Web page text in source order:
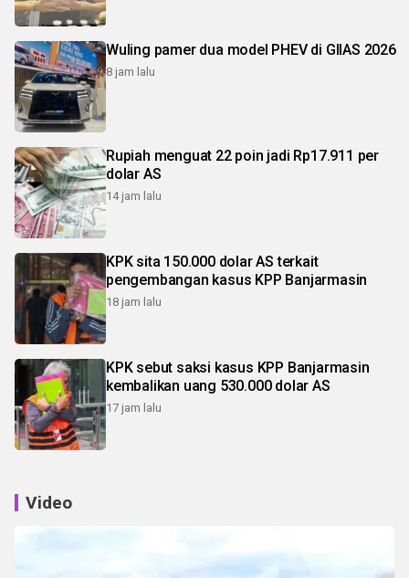
Wuling pamer dua model PHEV di GIIAS 2026
8 jam lalu
Rupiah menguat 22 poin jadi Rp17.911 per
dolar AS
14 jam lalu
KPK sita 150.000 dolar AS terkait
pengembangan kasus KPP Banjarmasin
18 jam lalu
KPK sebut saksi kasus KPP Banjarmasin
kembalikan uang 530.000 dolar AS
17 jam lalu
Video